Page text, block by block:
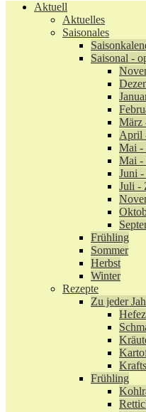
Aktuell
Aktuelles
Saisonales
Saisonal -
März
April
Mai -
Mai -
Juni
Juli -
Frühling
Sommer
Herbst
Winter
Rezepte
Zu jeder
Frühling